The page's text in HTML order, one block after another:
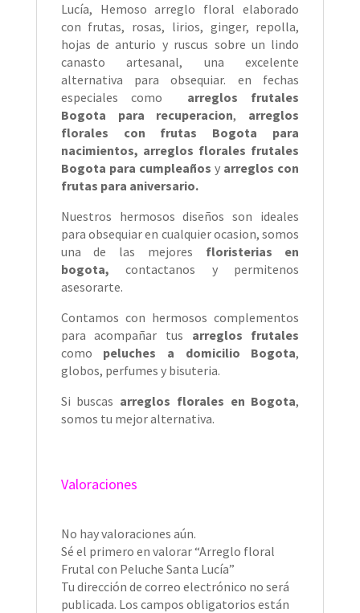
Lucía, Hemoso arreglo floral elaborado
con frutas, rosas, lirios, ginger, repolla,
hojas de anturio y ruscus sobre un lindo
canasto artesanal, una excelente
alternativa para obsequiar. en fechas
especiales como arreglos frutales
Bogota para recuperacion, arreglos
florales con frutas Bogota para
nacimientos, arreglos florales frutales
Bogota para cumpleaños y arreglos con
frutas para aniversario.
Nuestros hermosos diseños son ideales
para obsequiar en cualquier ocasion, somos
una de las mejores floristerias en
bogota,contactanos y permitenos
asesorarte.
Contamos con hermosos complementos
para acompañar tus arreglos frutales
como peluches a domicilio Bogota,
globos, perfumes y bisuteria.
Si buscas arreglos florales en Bogota,
somos tu mejor alternativa.
Valoraciones
No hay valoraciones aún.
Sé el primero en valorar “Arreglo floral
Frutal con Peluche Santa Lucía”
Tu dirección de correo electrónico no será
publicada. Los campos obligatorios están